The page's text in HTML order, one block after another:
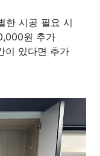
한 시공 필요 시
원 추가
이 있다면 추가